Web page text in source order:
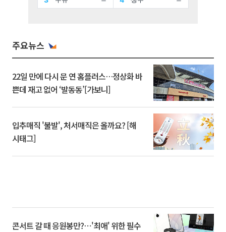
주요뉴스
22일 만에 다시 문 연 홈플러스…정상화 바
쁜데 재고 없어 ‘발동동’[가보니]
입추매직 '불발', 처서매직은 올까요? [해
시태그]
콘서트 갈 때 응원봉만?⋯'최애' 위한 필수